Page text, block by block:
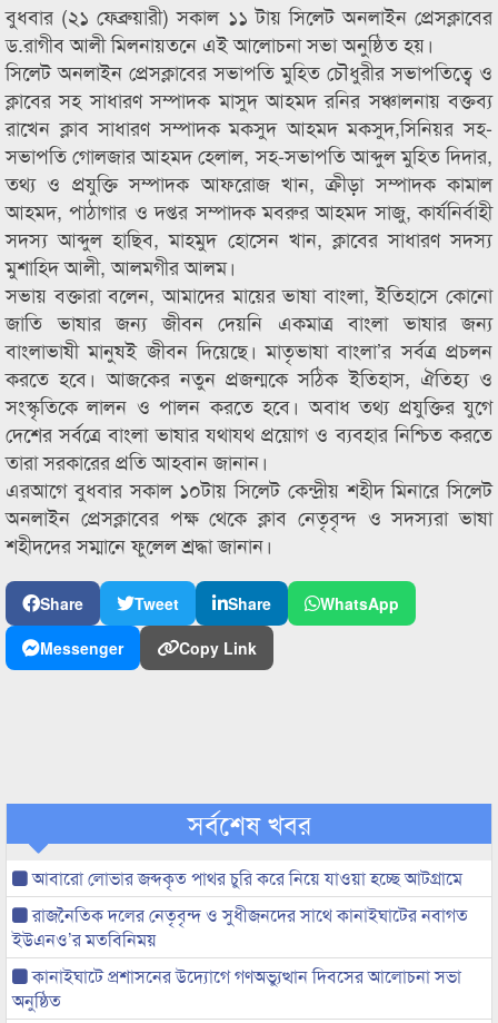
বুধবার (২১ ফেব্রুয়ারী) সকাল ১১ টায় সিলেট অনলাইন প্রেসক্লাবের
ড.রাগীব আলী মিলনায়তনে এই আলোচনা সভা অনুষ্ঠিত হয়।
সিলেট অনলাইন প্রেসক্লাবের সভাপতি মুহিত চৌধুরীর সভাপতিত্বে ও
ক্লাবের সহ সাধারণ সম্পাদক মাসুদ আহমদ রনির সঞ্চালনায় বক্তব্য
রাখেন ক্লাব সাধারণ সম্পাদক মকসুদ আহমদ মকসুদ,সিনিয়র সহ-
সভাপতি গোলজার আহমদ হেলাল, সহ-সভাপতি আব্দুল মুহিত দিদার,
তথ্য ও প্রযুক্তি সম্পাদক আফরোজ খান, ক্রীড়া সম্পাদক কামাল
আহমদ, পাঠাগার ও দপ্তর সম্পাদক মবরুর আহমদ সাজু, কার্যনির্বাহী
সদস্য আব্দুল হাছিব, মাহমুদ হোসেন খান, ক্লাবের সাধারণ সদস্য
মুশাহিদ আলী, আলমগীর আলম।
সভায় বক্তারা বলেন, আমাদের মায়ের ভাষা বাংলা, ইতিহাসে কোনো
জাতি ভাষার জন্য জীবন দেয়নি একমাত্র বাংলা ভাষার জন্য
বাংলাভাষী মানুষই জীবন দিয়েছে। মাতৃভাষা বাংলা’র সর্বত্র প্রচলন
করতে হবে। আজকের নতুন প্রজন্মকে সঠিক ইতিহাস, ঐতিহ্য ও
সংস্কৃতিকে লালন ও পালন করতে হবে। অবাধ তথ্য প্রযুক্তির যুগে
দেশের সর্বত্রে বাংলা ভাষার যথাযথ প্রয়োগ ও ব্যবহার নিশ্চিত করতে
তারা সরকারের প্রতি আহবান জানান।
এরআগে বুধবার সকাল ১০টায় সিলেট কেন্দ্রীয় শহীদ মিনারে সিলেট
অনলাইন প্রেসক্লাবের পক্ষ থেকে ক্লাব নেতৃবৃন্দ ও সদস্যরা ভাষা
শহীদদের সম্মানে ফুলেল শ্রদ্ধা জানান।
Share Tweet Share
WhatsApp
Messenger
Copy Link
সর্বশেষ খবর
আবারো লোভার জব্দকৃত পাথর চুরি করে নিয়ে যাওয়া হচ্ছে আটগ্রামে
রাজনৈতিক দলের নেতৃবৃন্দ ও সুধীজনদের সাথে কানাইঘাটের নবাগত
ইউএনও’র মতবিনিময়
কানাইঘাটে প্রশাসনের উদ্যোগে গণঅভ্যুত্থান দিবসের আলোচনা সভা
অনুষ্ঠিত